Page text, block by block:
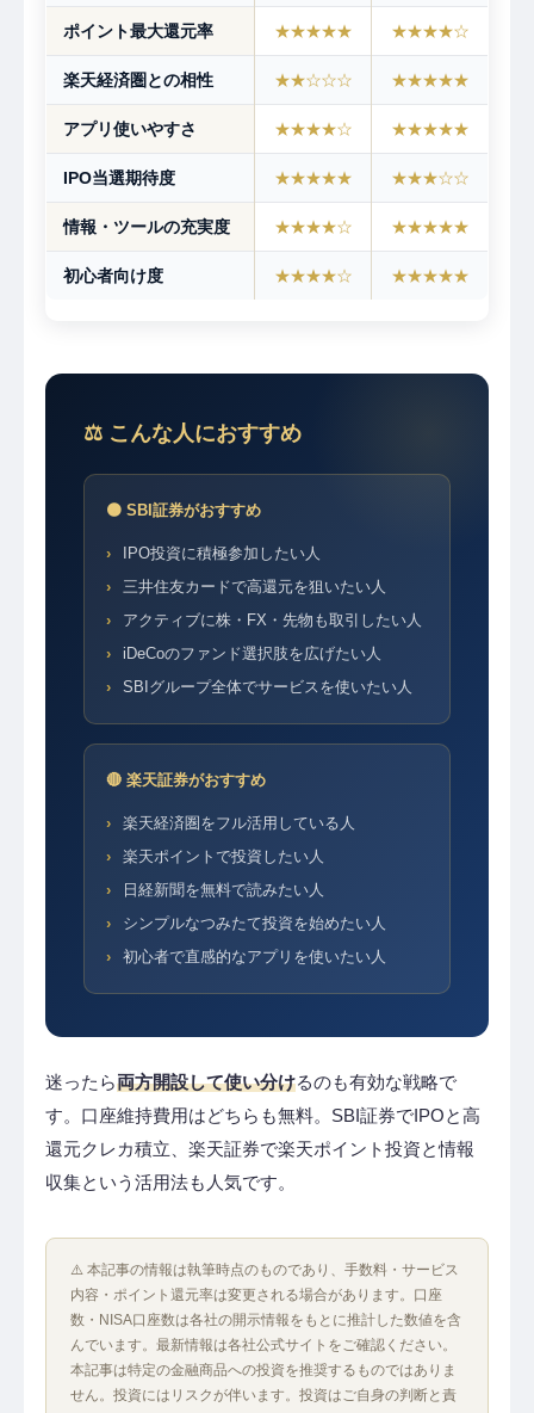
ポイント最大還元率 ★★★★★ ★★★★☆
楽天経済圏との相性 ★★☆☆☆ ★★★★★
アプリ使いやすさ ★★★★☆ ★★★★★
IPO当選期待度 ★★★★★ ★★★☆☆
情報・ツールの充実度 ★★★★☆ ★★★★★
初心者向け度 ★★★★☆ ★★★★★
⚖️ こんな人におすすめ
🟠 SBI証券がおすすめ
IPO投資に積極参加したい人
三井住友カードで高還元を狙いたい人
アクティブに株・FX・先物も取引したい人
iDeCoのファンド選択肢を広げたい人
SBIグループ全体でサービスを使いたい人
🔴 楽天証券がおすすめ
楽天経済圏をフル活用している人
楽天ポイントで投資したい人
日経新聞を無料で読みたい人
シンプルなつみたて投資を始めたい人
初心者で直感的なアプリを使いたい人
迷ったら両方開設して使い分けるのも有効な戦略で
す。口座維持費用はどちらも無料。SBI証券でIPOと高
還元クレカ積立、楽天証券で楽天ポイント投資と情報
収集という活用法も人気です。
⚠️ 本記事の情報は執筆時点のものであり、手数料・サービス
内容・ポイント還元率は変更される場合があります。口座
数・NISA口座数は各社の開示情報をもとに推計した数値を含
んでいます。最新情報は各社公式サイトをご確認ください。
本記事は特定の金融商品への投資を推奨するものではありま
せん。投資にはリスクが伴います。投資はご自身の判断と責